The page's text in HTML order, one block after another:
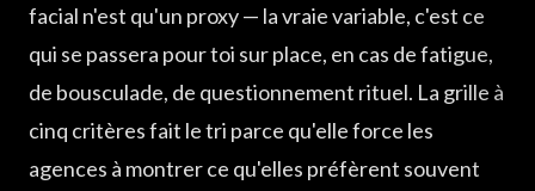
facial n'est qu'un proxy — la vraie variable, c'est ce
qui se passera pour toi sur place, en cas de fatigue,
de bousculade, de questionnement rituel. La grille à
cinq critères fait le tri parce qu'elle force les
agences à montrer ce qu'elles préfèrent souvent